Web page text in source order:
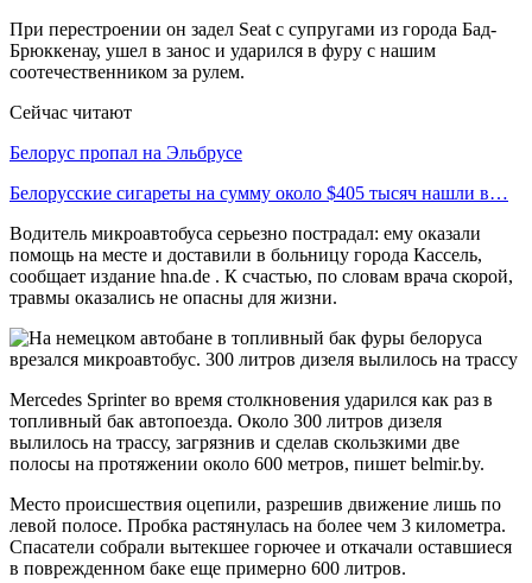
При перестроении он задел Seat с супругами из города Бад-
Брюккенау, ушел в занос и ударился в фуру с нашим
соотечественником за рулем.
Сейчас читают
Белорус пропал на Эльбрусе
Белорусские сигареты на сумму около $405 тысяч нашли в…
Водитель микроавтобуса серьезно пострадал: ему оказали
помощь на месте и доставили в больницу города Кассель,
сообщает издание hna.de . К счастью, по словам врача скорой,
травмы оказались не опасны для жизни.
Mercedes Sprinter во время столкновения ударился как раз в
топливный бак автопоезда. Около 300 литров дизеля
вылилось на трассу, загрязнив и сделав скользкими две
полосы на протяжении около 600 метров, пишет belmir.by.
Место происшествия оцепили, разрешив движение лишь по
левой полосе. Пробка растянулась на более чем 3 километра.
Спасатели собрали вытекшее горючее и откачали оставшиеся
в поврежденном баке еще примерно 600 литров.